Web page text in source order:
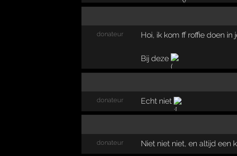
donateur Hoi, ik kom ff roffie doen in
Bij deze
donateur Echt niet
donateur Niet niet niet, en altijd een